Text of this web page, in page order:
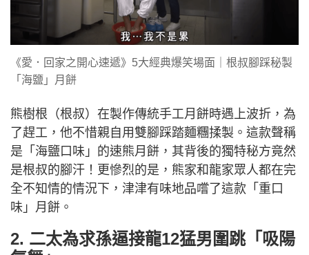
《愛．回家之開心速遞》5大經典爆笑場面｜根叔腳踩秘製
「海鹽」月餅
熊樹根（根叔）在製作傳統手工月餅時遇上波折，為
了趕工，他不惜親自用雙腳踩踏麵糰揉製。這款聲稱
是「海鹽口味」的速熊月餅，其背後的獨特秘方竟然
是根叔的腳汗！更慘烈的是，熊家和龍家眾人都在完
全不知情的情況下，津津有味地品嚐了這款「重口
味」月餅。
2. 二太為求孫逼接龍12猛男圍跳「吸陽